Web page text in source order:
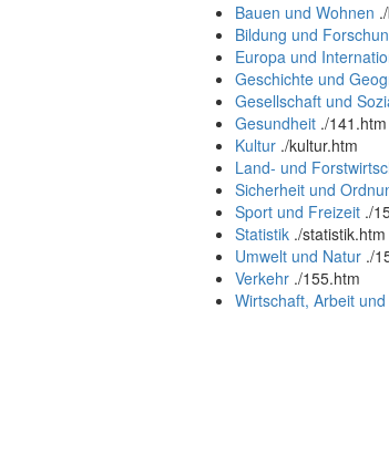
Bauen und Wohnen .
Bildung und
Europa und
Geschichte und
Gesellschaft und
Gesundheit ./141.htm
Kultur ./kultur.htm
Land- und
Sicherheit und
Sport und Freizeit ./
Statistik ./statistik.htm
Umwelt und Natur ./
Verkehr ./155.htm
Wirtschaft, Arbeit